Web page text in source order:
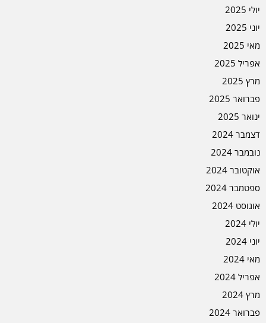
יולי 2025
יוני 2025
מאי 2025
אפריל 2025
מרץ 2025
פברואר 2025
ינואר 2025
דצמבר 2024
נובמבר 2024
אוקטובר 2024
ספטמבר 2024
אוגוסט 2024
יולי 2024
יוני 2024
מאי 2024
אפריל 2024
מרץ 2024
פברואר 2024